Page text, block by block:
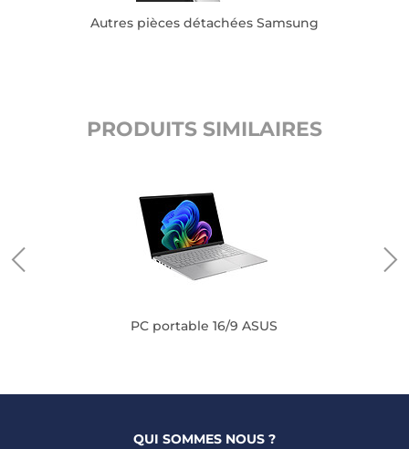
Autres pièces détachées Samsung
PRODUITS SIMILAIRES
PC portable 16/9 ASUS
QUI SOMMES NOUS ?